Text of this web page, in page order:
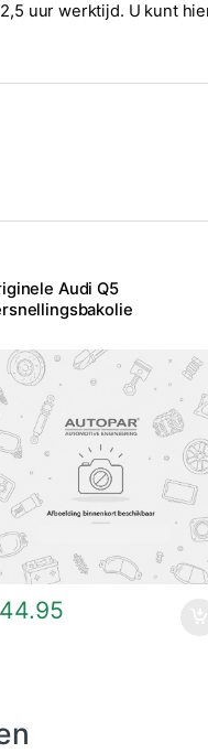
uur werktijd. U kunt
Audi Q5
44.95